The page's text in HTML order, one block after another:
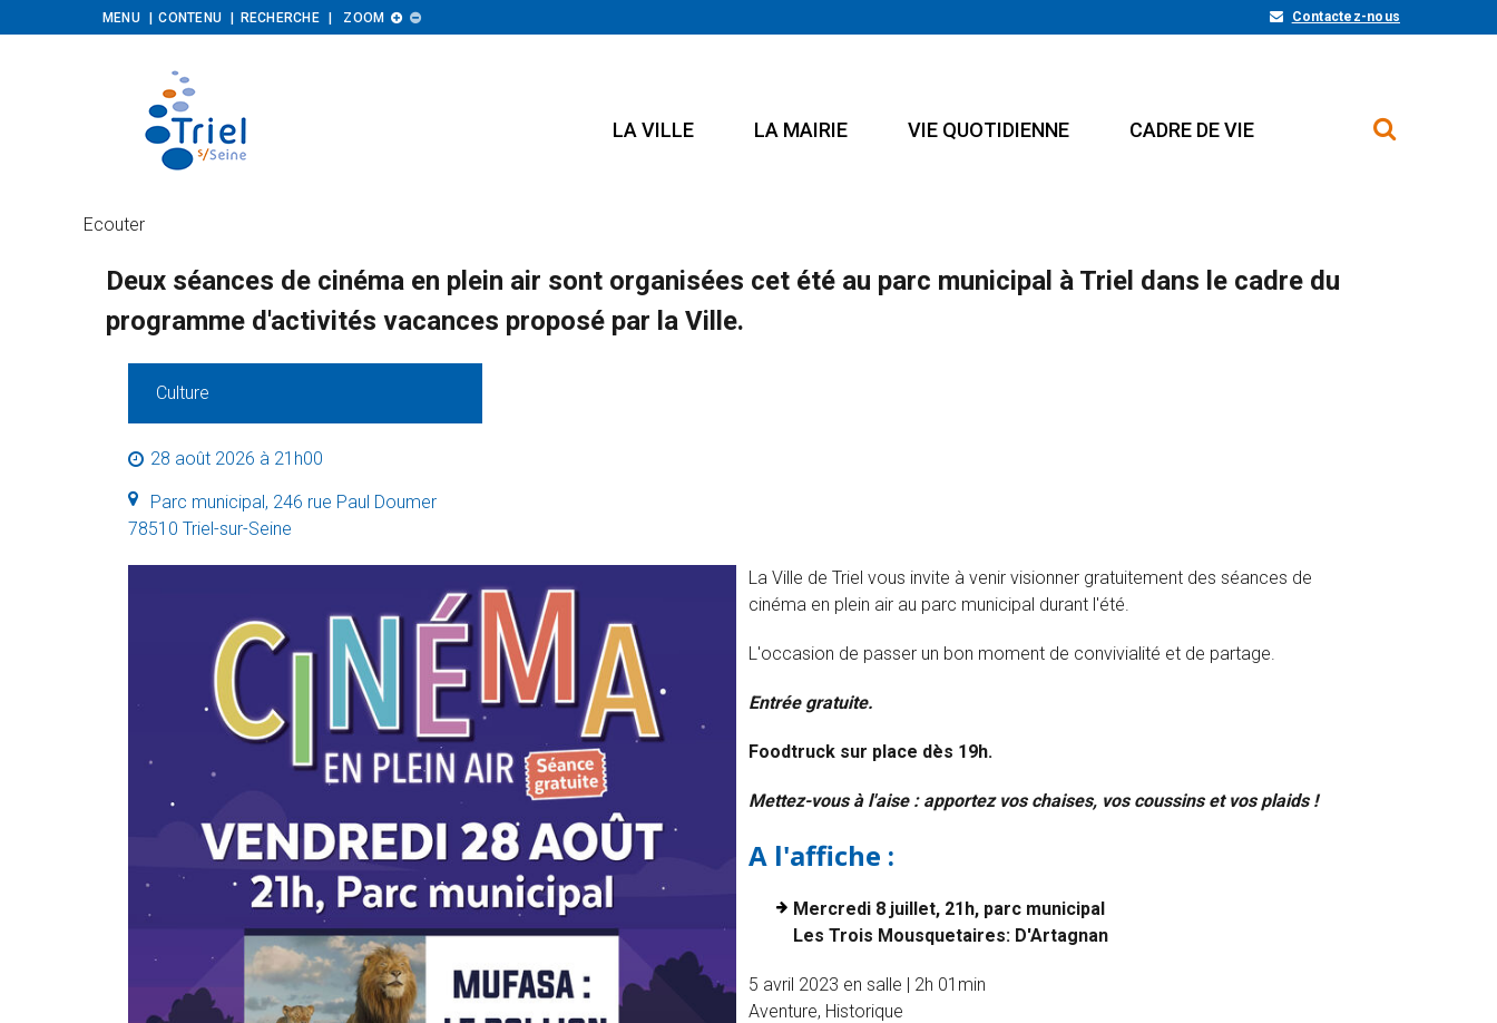
MENU CONTENU RECHERCHE ZOOM Augmenter

Diminuer
 Contactez-nous
LA VILLE LA MAIRIE VIE QUOTIDIENNE CADRE DE VIE
Ecouter
Deux séances de cinéma en plein air sont organisées cet été au parc municipal à Triel dans le cadre du
programme d'activités vacances proposé par la Ville.
Catégorie :
Culture
28 août 2026 à 21h00
Parc municipal, 246 rue Paul Doumer
78510 Triel-sur-Seine
La Ville de Triel vous invite à venir visionner gratuitement des séances de
cinéma en plein air au parc municipal durant l'été.
L'occasion de passer un bon moment de convivialité et de partage.
Entrée gratuite.
Foodtruck sur place dès 19h.
Mettez-vous à l'aise : apportez vos chaises, vos coussins et vos plaids !
A l'affiche :
Mercredi 8 juillet, 21h, parc municipal
Les Trois Mousquetaires: D'Artagnan
5 avril 2023 en salle | 2h 01min
Aventure, Historique